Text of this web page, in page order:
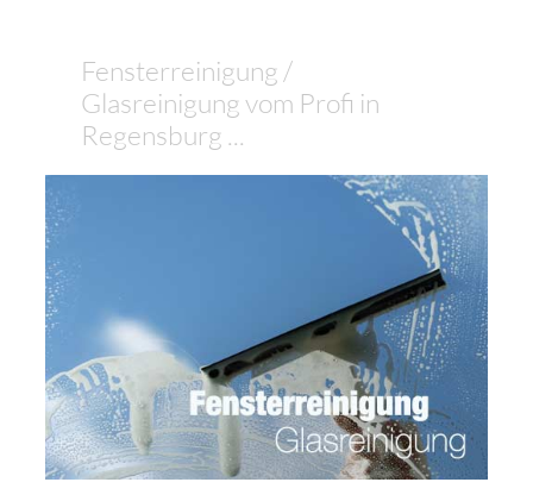
Fensterreinigung /
Glasreinigung vom Profi in
Regensburg ...